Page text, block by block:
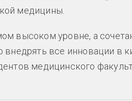
медицины.
высоком уровне, а
все инновации в
медицинского